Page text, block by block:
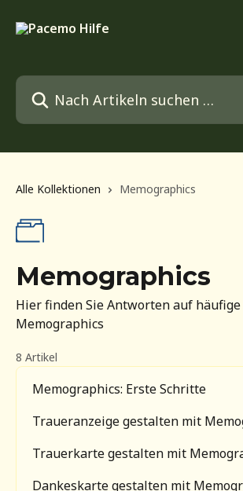
Nach Artikeln suchen …
Alle Kollektionen Memographics
Memographics
Hier finden Sie Antworten auf häufige
Memographics
8 Artikel
Memographics: Erste Schritte
Traueranzeige gestalten mit
Trauerkarte gestalten mit
Dankeskarte gestalten mit